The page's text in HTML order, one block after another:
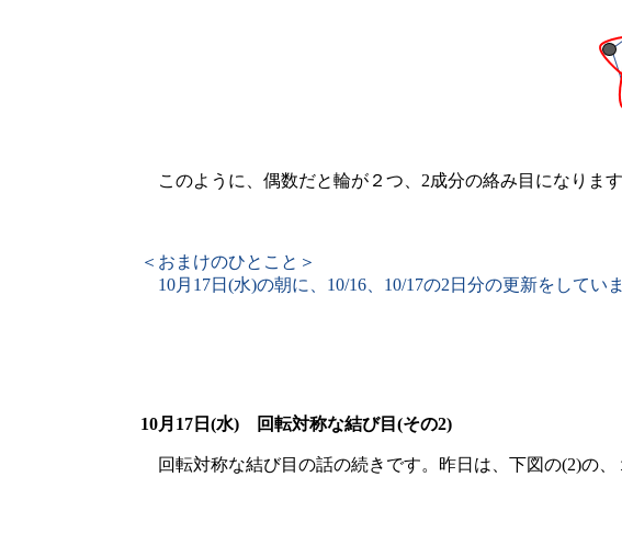
このように、偶数だと輪が２つ、2成分の絡み目になりま
＜おまけのひとこと＞
10月17日(水)の朝に、10/16、10/17の2日分の更新をしてい
10月17日(水) 回転対称な結び目(その2)
回転対称な結び目の話の続きです。昨日は、下図の(2)の